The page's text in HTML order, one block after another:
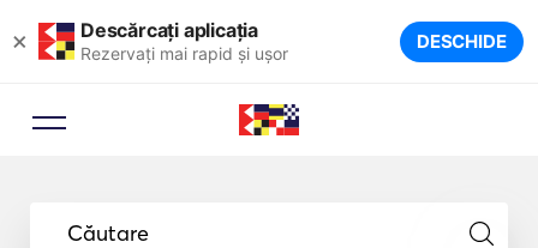
× Descărcați aplicația
Rezervați mai rapid și ușor DESCHIDE
Căutare